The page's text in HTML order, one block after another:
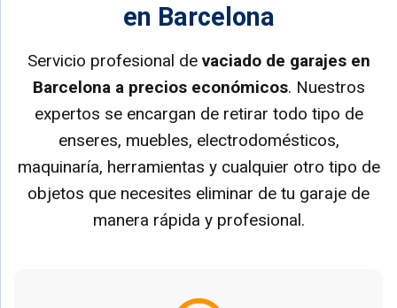
en Barcelona
Servicio profesional de vaciado de garajes en
Barcelona a precios económicos. Nuestros
expertos se encargan de retirar todo tipo de
enseres, muebles, electrodomésticos,
maquinaría, herramientas y cualquier otro tipo de
objetos que necesites eliminar de tu garaje de
manera rápida y profesional.